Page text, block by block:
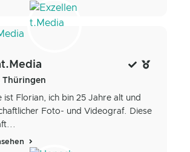
Thüringen
ist Florian, ich bin 25 Jahre alt und
Foto- und Videograf. Diese